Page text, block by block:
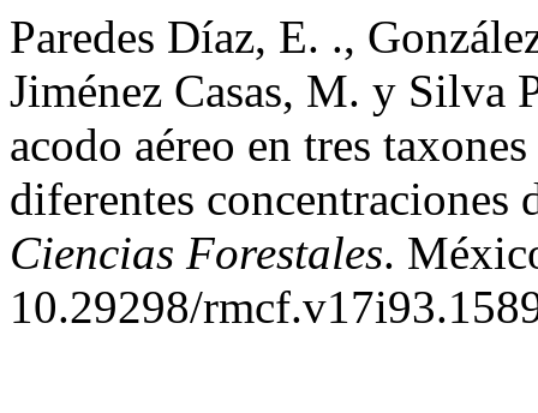
Paredes Díaz, E. .,
Jiménez Casas, M. y Silva
acodo aéreo en tres
diferentes concentraciones
Ciencias Forestales.
10.29298/